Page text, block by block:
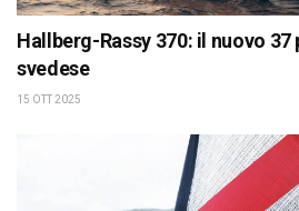
Hallberg-Rassy 370: il nuovo
svedese
15 OTT 2025